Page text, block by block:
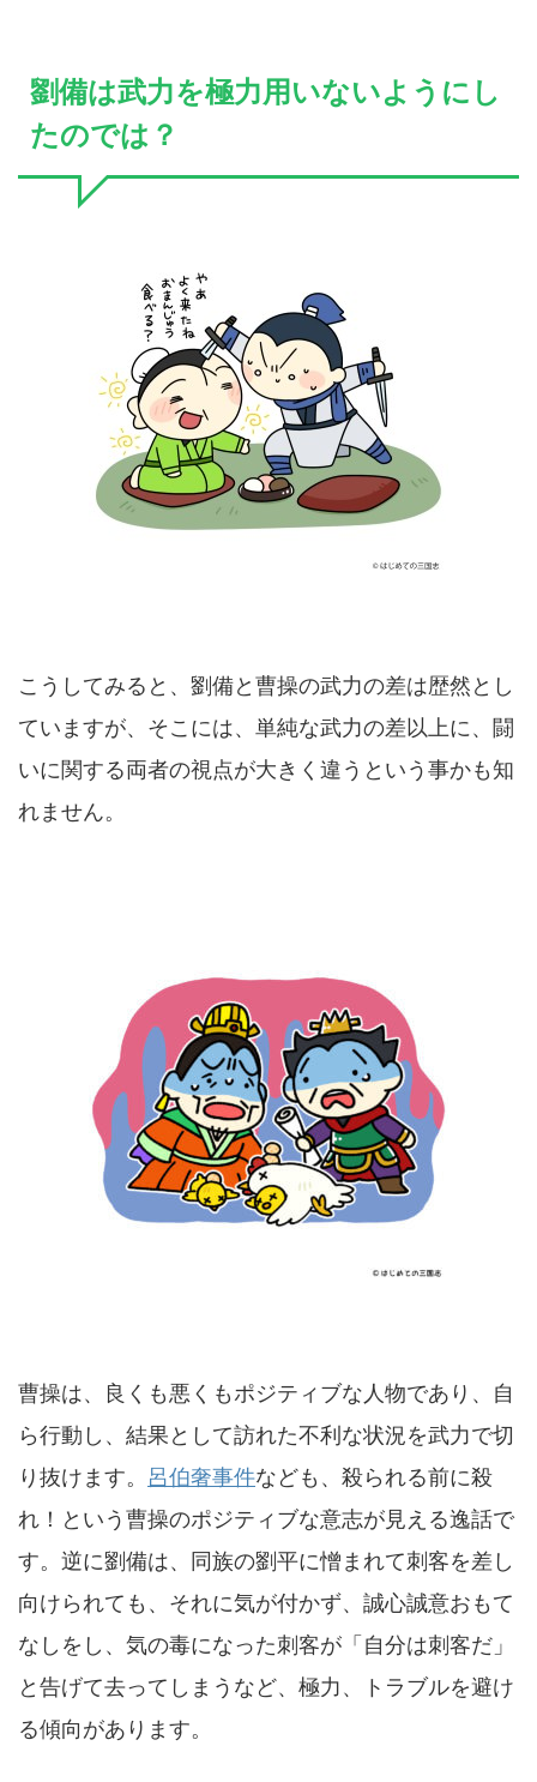
劉備は武力を極力用いないようにし
たのでは？
こうしてみると、劉備と曹操の武力の差は歴然とし
ていますが、そこには、単純な武力の差以上に、闘
いに関する両者の視点が大きく違うという事かも知
れません。
曹操は、良くも悪くもポジティブな人物であり、自
ら行動し、結果として訪れた不利な状況を武力で切
り抜けます。 呂伯奢事件なども、殺られる前に殺
れ！という曹操のポジティブな意志が見える逸話で
す。逆に劉備は、同族の劉平に憎まれて刺客を差し
向けられても、それに気が付かず、誠心誠意おもて
なしをし、気の毒になった刺客が「自分は刺客だ」
と告げて去ってしまうなど、極力、トラブルを避け
る傾向があります。